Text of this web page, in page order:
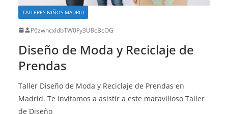
TALLERES NIÑOS MADRID
P6zwncxIdbTW0Fy3U8cBcOG
Diseño de Moda y Reciclaje de
Prendas
Taller Diseño de Moda y Reciclaje de Prendas en
Madrid. Te invitamos a asistir a este maravilloso Taller
de Diseño